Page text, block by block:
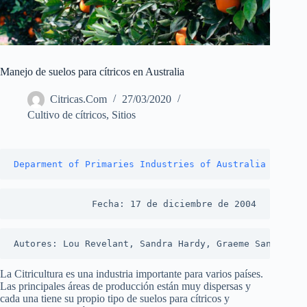
Manejo de suelos para cítricos en Australia
Citricas.Com
27/03/2020
Cultivo de cítricos, Sitios
Deparment of Primaries Industries of Australia
Fecha: 17 de diciembre de 2004
Autores: Lou Revelant, Sandra Hardy, Graeme Sanderson
La Citricultura es una industria importante para varios países.
Las principales áreas de producción están muy dispersas y
cada una tiene su propio tipo de suelos para cítricos y